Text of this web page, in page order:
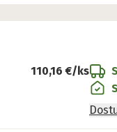
110,16 €/ks